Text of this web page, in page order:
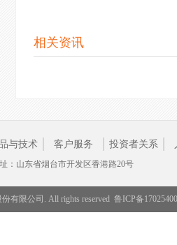
相关资讯
与技术 客户服务 投资者关系
：山东省烟台市开发区香港路20号
有限公司. All rights reserved 鲁ICP备